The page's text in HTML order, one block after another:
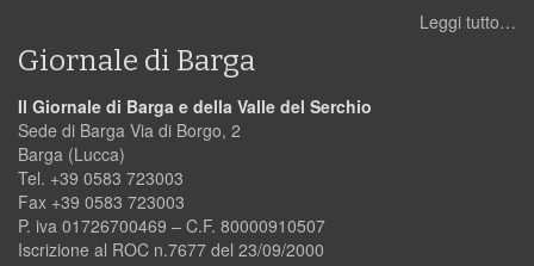
Leggi tutto…
Giornale di Barga
Il Giornale di Barga e della Valle del Serchio
Sede di Barga Via di Borgo, 2
Barga (Lucca)
Tel. +39 0583 723003
Fax +39 0583 723003
P. iva 01726700469 – C.F. 80000910507
Iscrizione al ROC n.7677 del 23/09/2000